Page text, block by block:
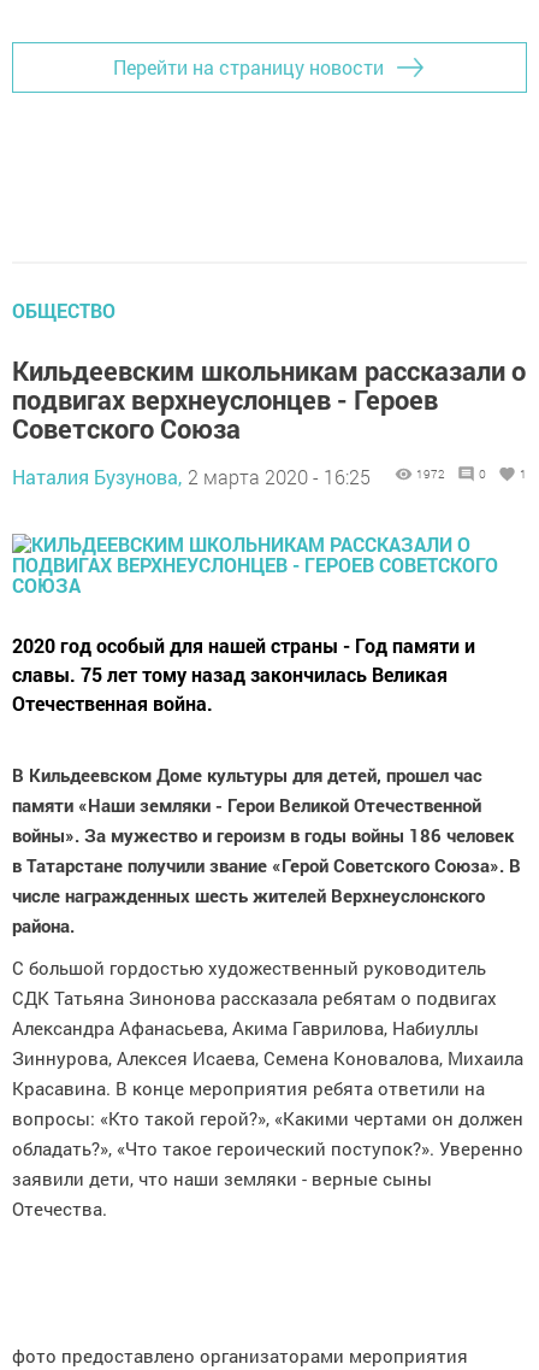
Перейти на страницу новости
ОБЩЕСТВО
Кильдеевским школьникам рассказали о
подвигах верхнеуслонцев - Героев
Советского Союза
Наталия Бузунова, 2 марта 2020 - 16:25 1972 0 1
2020 год особый для нашей страны - Год памяти и
славы. 75 лет тому назад закончилась Великая
Отечественная война.
В Кильдеевском Доме культуры для детей, прошел час
памяти «Наши земляки - Герои Великой Отечественной
войны». За мужество и героизм в годы войны 186 человек
в Татарстане получили звание «Герой Советского Союза». В
числе награжденных шесть жителей Верхнеуслонского
района.
С большой гордостью художественный руководитель
СДК Татьяна Зинонова рассказала ребятам о подвигах
Александра Афанасьева, Акима Гаврилова, Набиуллы
Зиннурова, Алексея Исаева, Семена Коновалова, Михаила
Красавина. В конце мероприятия ребята ответили на
вопросы: «Кто такой герой?», «Какими чертами он должен
обладать?», «Что такое героический поступок?». Уверенно
заявили дети, что наши земляки - верные сыны
Отечества.
фото предоставлено организаторами мероприятия